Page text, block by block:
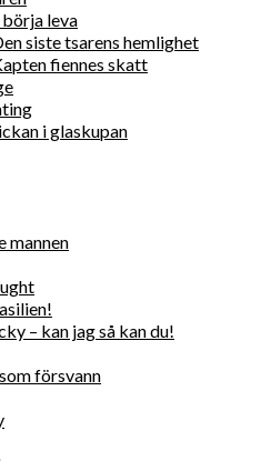
leva
siste tsarens hemlighet
fiennes skatt
i glaskupan
mannen
– kan jag så kan du!
försvann